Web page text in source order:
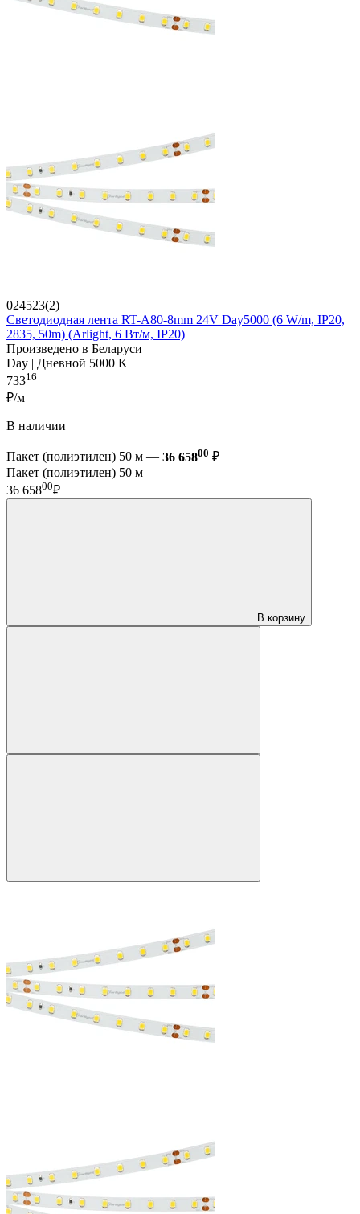
024523(2)
Светодиодная лента RT-A80-8mm 24V Day5000 (6 W/m, IP20,
2835, 50m) (Arlight, 6 Вт/м, IP20)
Произведено в Беларуси
Day | Дневной 5000 K
73316
₽/м
В наличии
Пакет (полиэтилен) 50 м — 36 65800 ₽
Пакет (полиэтилен) 50 м
36 65800₽
В корзину